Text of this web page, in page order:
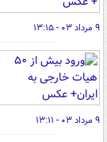
۹ مرداد ۰۳ - ۱۳:۱۵
۹ مرداد ۰۳ - ۱۳:۱۱